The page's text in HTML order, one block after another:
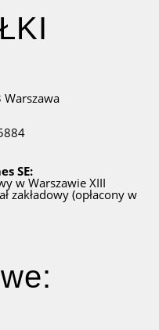
SE:
w WarszawieXIII
zakładowy (opłacony w